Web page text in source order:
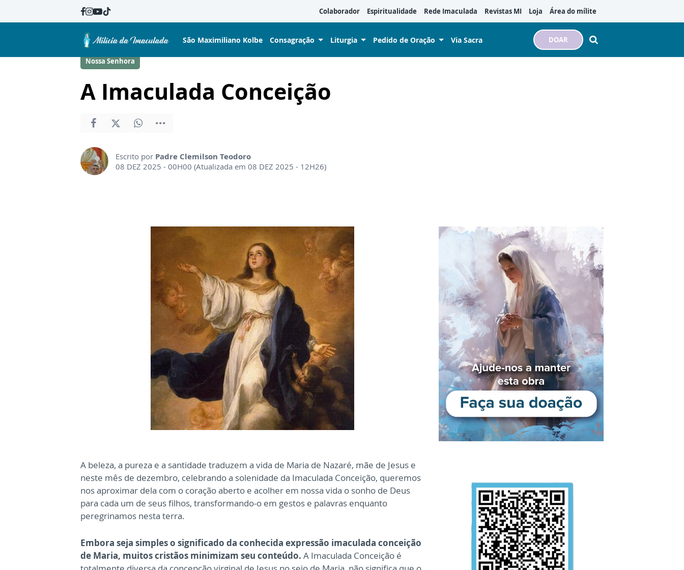
Colaborador Espiritualidade Rede Imaculada Revistas MI Loja Área do mílite
São Maximiliano Kolbe Consagração Liturgia Pedido de Oração Via Sacra DOAR
Nossa Senhora
A Imaculada Conceição
Escrito por Padre Clemilson Teodoro
08 DEZ 2025 - 00H00 (Atualizada em 08 DEZ 2025 - 12H26)
A beleza, a pureza e a santidade traduzem a vida de Maria de Nazaré, mãe de Jesus e
neste mês de dezembro, celebrando a solenidade da Imaculada Conceição, queremos
nos aproximar dela com o coração aberto e acolher em nossa vida o sonho de Deus
para cada um de seus filhos, transformando-o em gestos e palavras enquanto
peregrinamos nesta terra.
Embora seja simples o significado da conhecida expressão imaculada conceição
de Maria, muitos cristãos minimizam seu conteúdo. A Imaculada Conceição é